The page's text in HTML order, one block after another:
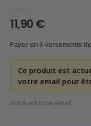
11,90€
Payer en 3 versements de
Ce produit est
votre email pour
Votre adresse email :